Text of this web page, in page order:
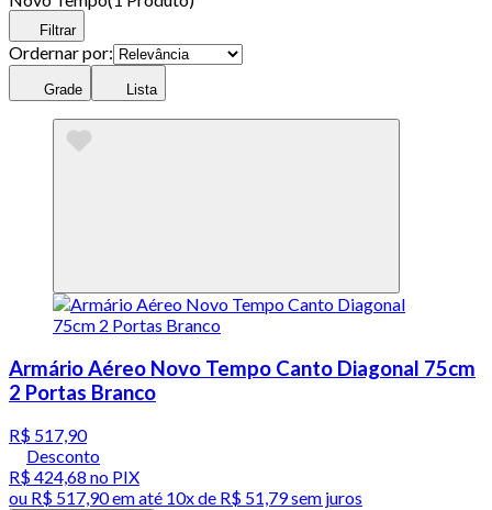
Filtrar
Ordernar por:
Grade Lista
Armário Aéreo Novo Tempo Canto Diagonal 75cm
2 Portas Branco
R$ 517,90
Desconto
R$ 424,68 no PIX
ou R$ 517,90em até 10x de R$ 51,79 sem juros